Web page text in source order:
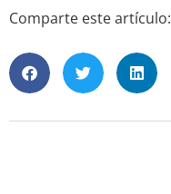
Comparte este artículo: